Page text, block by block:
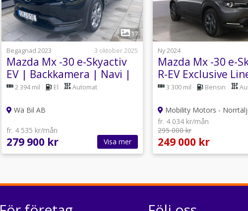
1
17
Begagnad 2023
3 oktober 2025
Mazda Mx -30 e-Skyactiv
EV | Backkamera | Navi |
Rattvärme
2 394 mil El Automat
Wä Bil AB
fr. 4 535 kr/mån
279 900 kr Visa mer
1
Ny 2024
Mazda Mx -30 e-
R-EV Exclusive
3 300 mil Bensin
Mobility Motors -
fr. 4 034 kr/mån
295 000 kr
249 000 kr